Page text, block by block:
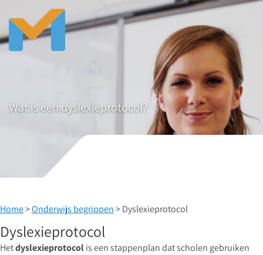
Wat is een dyslexieprotocol?
Home>Onderwijs begrippen> Dyslexieprotocol
Dyslexieprotocol
Hetdyslexieprotocolis een stappenplan dat scholen gebruiken